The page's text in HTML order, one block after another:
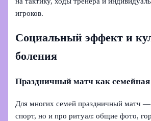
игроков.
Социальный эффект и
боления
Праздничный матч как
Для многих семей праздничный матч —
спорт, но и про ритуал: общие фото,